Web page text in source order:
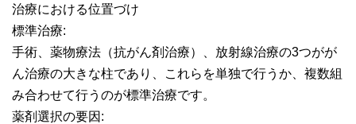
治療における位置づけ
標準治療:
手術、薬物療法（抗がん剤治療）、放射線治療の3つがが
ん治療の大きな柱であり、これらを単独で行うか、複数組
み合わせて行うのが標準治療です。
薬剤選択の要因: